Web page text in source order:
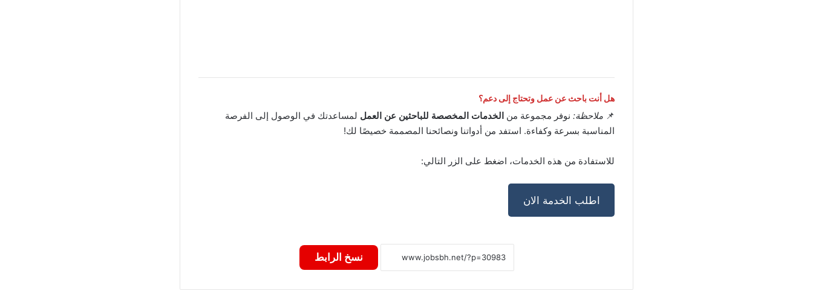
هل أنت باحث عن عمل وتحتاج إلى دعم؟
📌 ملاحظة: نوفر مجموعة من الخدمات المخصصة للباحثين عن العمل لمساعدتك في الوصول إلى الفرصة
المناسبة بسرعة وكفاءة. استفد من أدواتنا ونصائحنا المصممة خصيصًا لك!
للاستفادة من هذه الخدمات، اضغط على الزر التالي:
اطلب الخدمة الان
نسخ الرابط